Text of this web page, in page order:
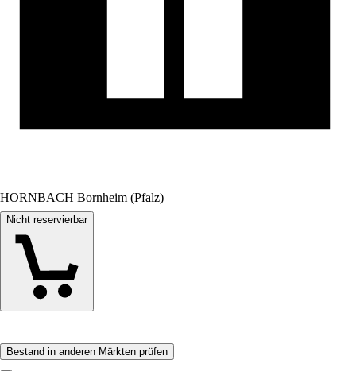
HORNBACH Bornheim (Pfalz)
Nicht reservierbar
Bestand in anderen Märkten prüfen